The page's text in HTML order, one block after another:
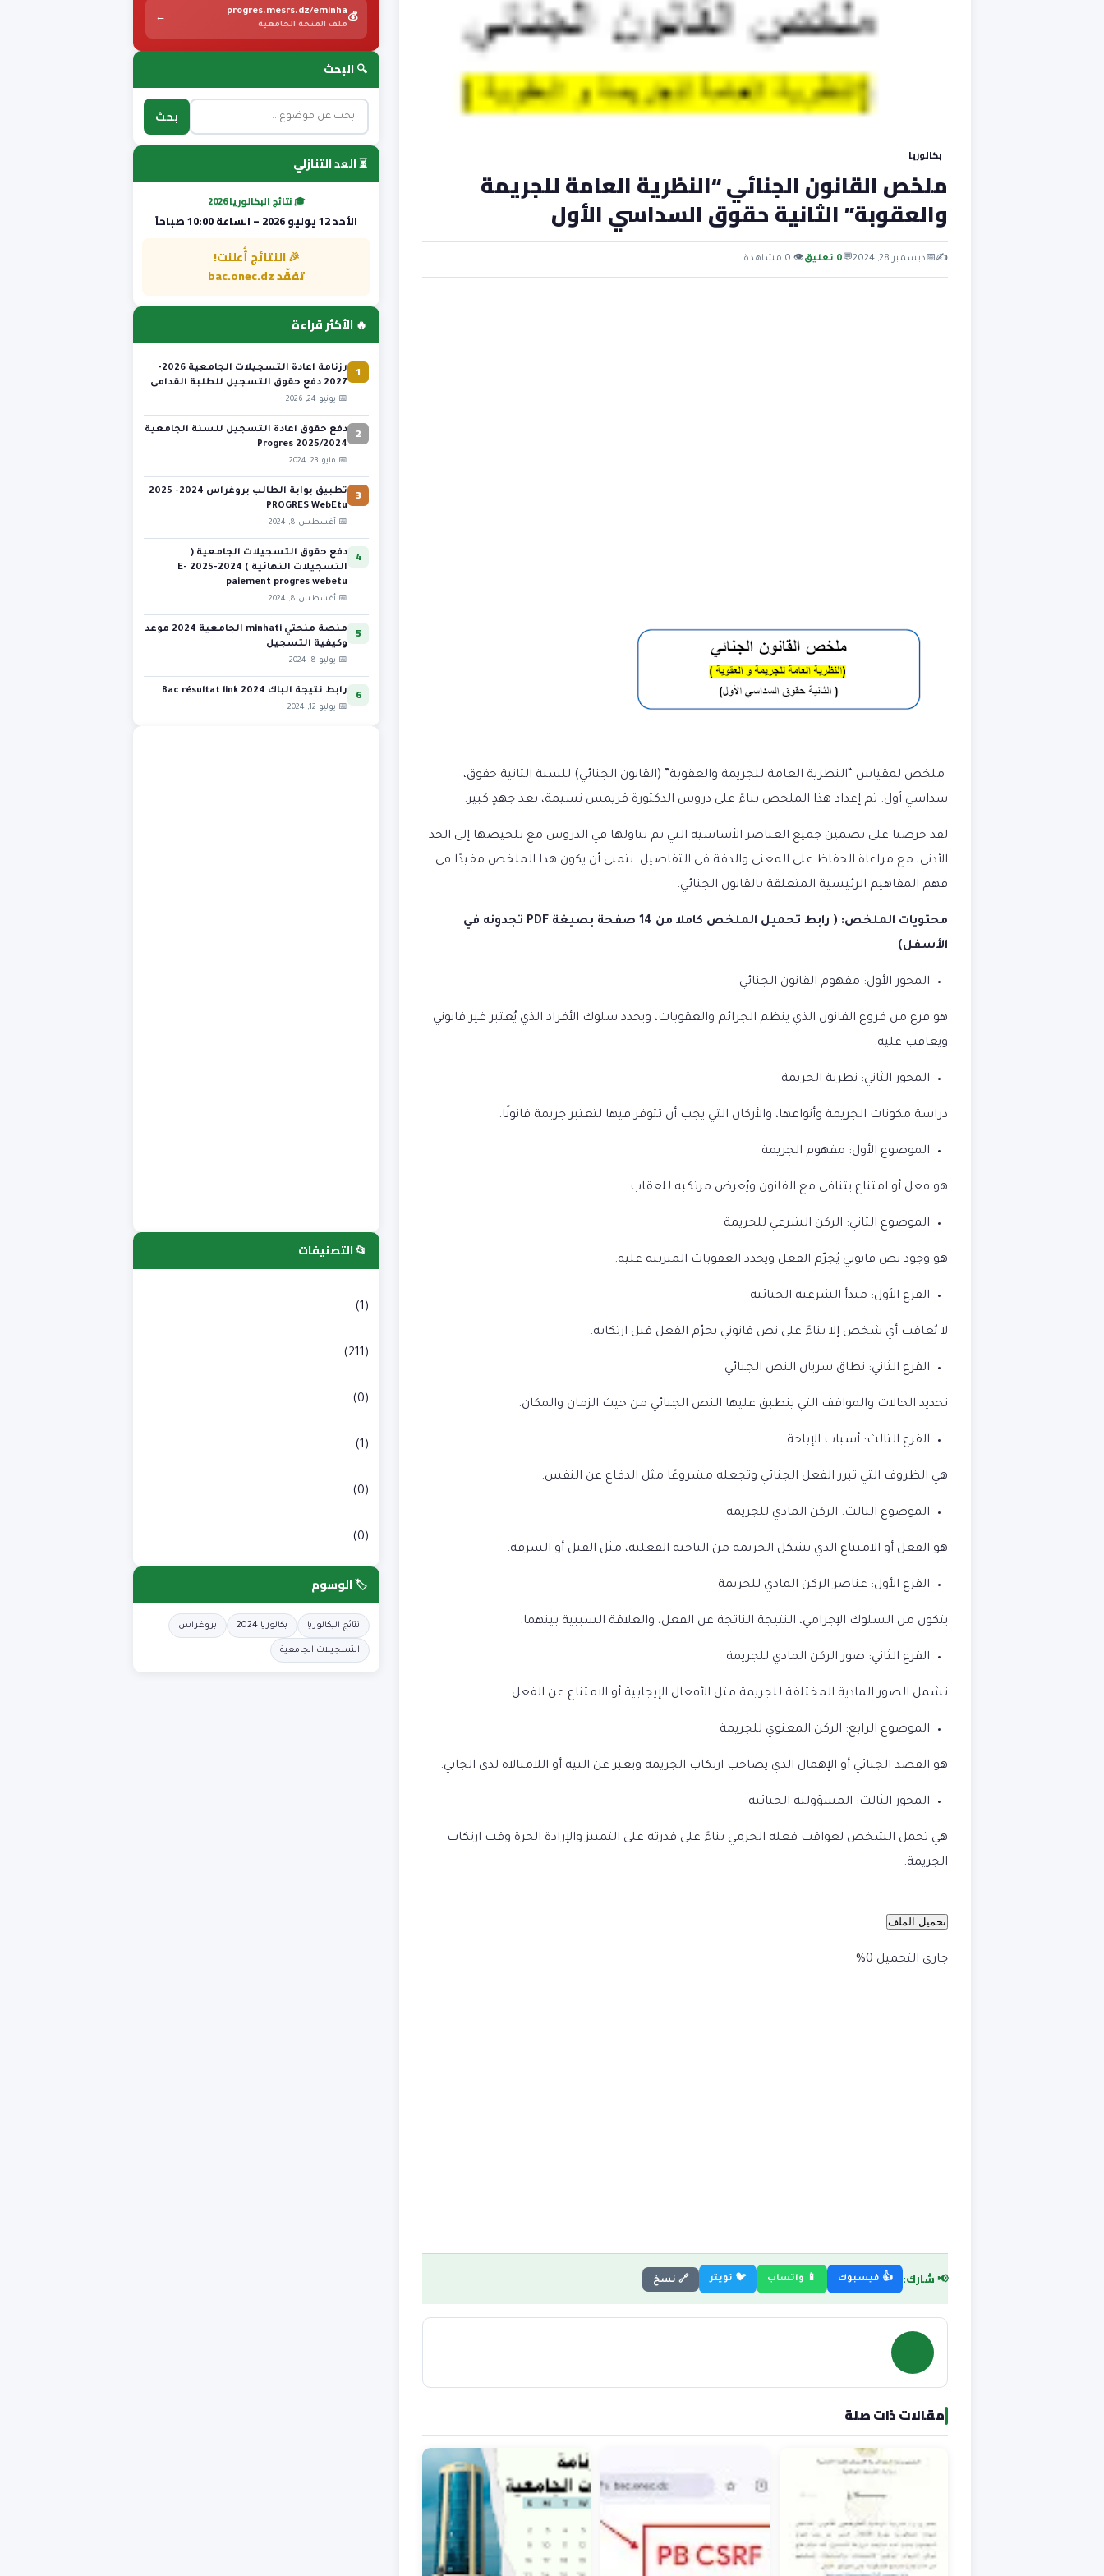
بكالوريا
ملخص القانون الجنائي “النظرية العامة للجريمة
والعقوبة” الثانية حقوق السداسي الأول
✍️
📅ديسمبر 28, 2024 💬0 تعليق 👁 0 مشاهدة
ملخص لمقياس “النظرية العامة للجريمة والعقوبة” (القانون الجنائي) للسنة الثانية حقوق،
سداسي أول. تم إعداد هذا الملخص بناءً على دروس الدكتورة قريمس نسيمة، بعد جهدٍ كبير.
لقد حرصنا على تضمين جميع العناصر الأساسية التي تم تناولها في الدروس مع تلخيصها إلى الحد
الأدنى، مع مراعاة الحفاظ على المعنى والدقة في التفاصيل. نتمنى أن يكون هذا الملخص مفيدًا في
فهم المفاهيم الرئيسية المتعلقة بالقانون الجنائي.
محتويات الملخص:
( رابط تحميل الملخص كاملا من 14 صفحة بصيغة PDF تجدونه في
الأسفل)
المحور الأول: مفهوم القانون الجنائي
هو فرع من فروع القانون الذي ينظم الجرائم والعقوبات، ويحدد سلوك الأفراد الذي يُعتبر غير قانوني
ويعاقب عليه.
المحور الثاني: نظرية الجريمة
دراسة مكونات الجريمة وأنواعها، والأركان التي يجب أن تتوفر فيها لتعتبر جريمة قانونًا.
الموضوع الأول: مفهوم الجريمة
هو فعل أو امتناع يتنافى مع القانون ويُعرض مرتكبه للعقاب.
الموضوع الثاني: الركن الشرعي للجريمة
هو وجود نص قانوني يُجرّم الفعل ويحدد العقوبات المترتبة عليه.
الفرع الأول: مبدأ الشرعية الجنائية
لا يُعاقب أي شخص إلا بناءً على نص قانوني يجرّم الفعل قبل ارتكابه.
الفرع الثاني: نطاق سريان النص الجنائي
تحديد الحالات والمواقف التي ينطبق عليها النص الجنائي من حيث الزمان والمكان.
الفرع الثالث: أسباب الإباحة
هي الظروف التي تبرر الفعل الجنائي وتجعله مشروعًا مثل الدفاع عن النفس.
الموضوع الثالث: الركن المادي للجريمة
هو الفعل أو الامتناع الذي يشكل الجريمة من الناحية الفعلية، مثل القتل أو السرقة.
الفرع الأول: عناصر الركن المادي للجريمة
يتكون من السلوك الإجرامي، النتيجة الناتجة عن الفعل، والعلاقة السببية بينهما.
الفرع الثاني: صور الركن المادي للجريمة
تشمل الصور المادية المختلفة للجريمة مثل الأفعال الإيجابية أو الامتناع عن الفعل.
الموضوع الرابع: الركن المعنوي للجريمة
هو القصد الجنائي أو الإهمال الذي يصاحب ارتكاب الجريمة ويعبر عن النية أو اللامبالاة لدى الجاني.
المحور الثالث: المسؤولية الجنائية
هي تحمل الشخص لعواقب فعله الجرمي بناءً على قدرته على التمييز والإرادة الحرة وقت ارتكاب
الجريمة.
تحميل الملف
جاري التحميل 0%
📢 شارك: 👍 فيسبوك 📱 واتساب 🐦 تويتر 🔗 نسخ
مقالات ذات صلة
💰
progres.mesrs.dz/eminha
ملف المنحة الجامعية
←
🔍 البحث
بحث
⏳ العد التنازلي
🎓 نتائج البكالوريا 2026
الأحد 12 يوليو 2026 – الساعة 10:00 صباحاً
🎉 النتائج أُعلنت!
تفقّد bac.onec.dz
🔥 الأكثر قراءة
1
رزنامة اعادة التسجيلات الجامعية 2026-
2027 دفع حقوق التسجيل للطلبة القدامى
📅 يونيو 24, 2026
2
دفع حقوق اعادة التسجيل للسنة الجامعية
2025/2024 Progres
📅 مايو 23, 2024
3
تطبيق بوابة الطالب بروغراس 2024- 2025
PROGRES WebEtu
📅 أغسطس 8, 2024
4
دفع حقوق التسجيلات الجامعية (
التسجيلات النهائية ) 2024-2025 E-
paiement progres webetu
📅 أغسطس 8, 2024
5
منصة منحتي minhati الجامعية 2024 موعد
وكيفية التسجيل
📅 يوليو 8, 2024
6 رابط نتيجة الباك 2024 Bac résultat link
📅 يوليو 12, 2024
📂 التصنيفات
(1)
(211)
(0)
(1)
(0)
(0)
🏷️ الوسوم
نتائج البكالوريا بكالوريا 2024 بروغراس
التسجيلات الجامعية